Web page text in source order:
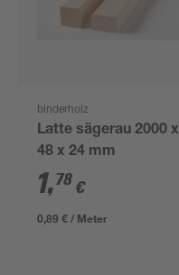
binderholz
Latte sägerau 2000 x
48 x 24 mm
1,78 €
0,89 € / Meter